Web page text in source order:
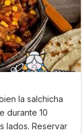
la salchicha
durante 10
lados. Reservar